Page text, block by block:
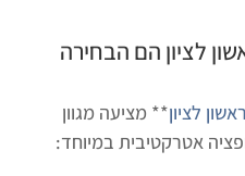
לציון הם הבחירה
לציון** מציעה מגוון
אטרקטיבית במיוחד: